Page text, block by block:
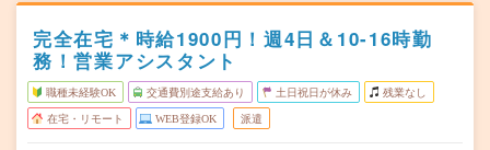
完全在宅＊時給1900円！週4日＆10-16時勤
務！営業アシスタント
職種未経験OK 交通費別途支給あり 土日祝日が休み 残業なし
在宅・リモート WEB登録OK 派遣